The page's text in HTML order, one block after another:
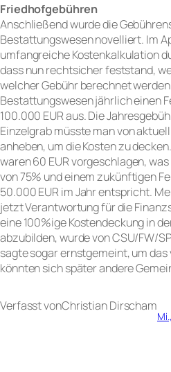
Friedhofgebühren
Anschließend wurde die
Bestattungswesen novelliert. Im
umfangreiche Kostenkalkulation
dass nun rechtsicher feststand,
welcher Gebühr berechnet
Bestattungswesen jährlich einen
100.000 EUR aus. Die
Einzelgrab müsste man von aktuell
anheben, um die Kosten zu
waren 60 EUR vorgeschlagen,
von 75% und einem zukünftigen
50.000 EUR im Jahr entspricht.
jetzt Verantwortung für die
eine 100%ige Kostendeckung in
abzubilden, wurde von CSU/FW/
sagte sogar ernstgemeint, um
könnten sich später andere
Verfasst vonChristian Dirscham